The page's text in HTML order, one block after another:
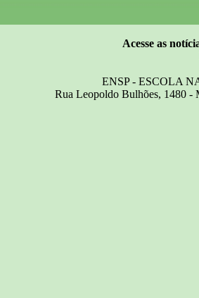
Acesse as
ENSP - ESCOLA
Rua Leopoldo Bulhões, 1480 -